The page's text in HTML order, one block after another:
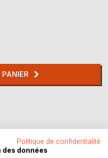
Politique de confidentialité
données